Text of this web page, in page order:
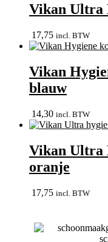
Vikan Ultra
17,75 incl. BTW
Vikan
blauw
14,30 incl. BTW
Vikan Ultra
oranje
17,75 incl. BTW